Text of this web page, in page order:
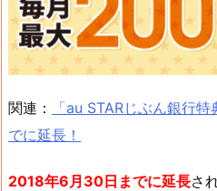
関連：
「au STARじぶん銀行
でに延長！
2018年6月30日までに延長さ